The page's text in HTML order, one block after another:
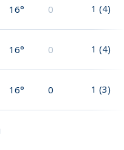
16° 0 1 (4)
16° 0 1 (4)
16° 0 1 (3)